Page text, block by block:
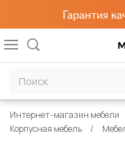
Гарантия
Интернет-магазин мебели
Корпусная мебель